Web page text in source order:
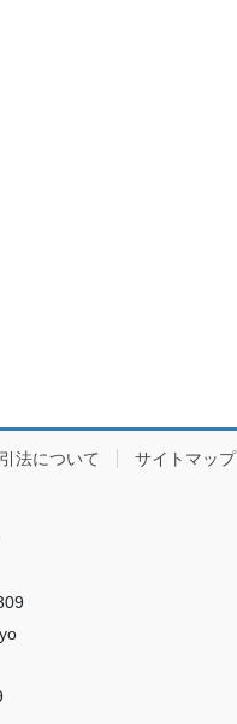
法について サイトマップ